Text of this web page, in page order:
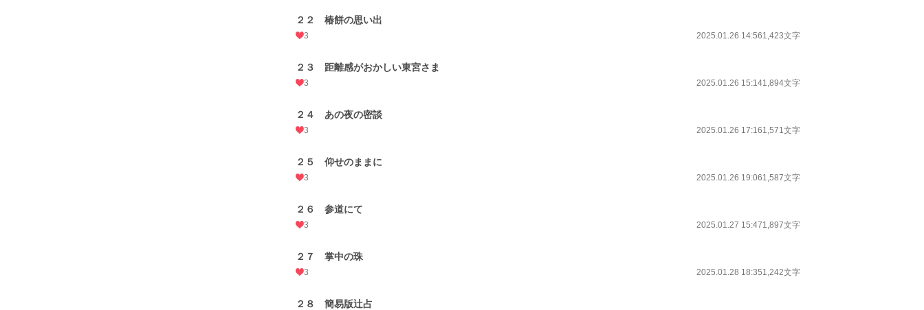
２２ 椿餅の思い出
3 2025.01.26 14:561,423文字
２３ 距離感がおかしい東宮さま
3 2025.01.26 15:141,894文字
２４ あの夜の密談
3 2025.01.26 17:161,571文字
２５ 仰せのままに
3 2025.01.26 19:061,587文字
２６ 参道にて
3 2025.01.27 15:471,897文字
２７ 掌中の珠
3 2025.01.28 18:351,242文字
２８ 簡易版辻占